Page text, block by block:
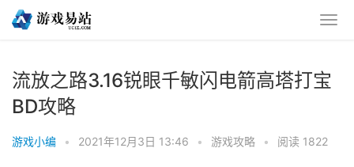
流放之路3.16锐眼千敏闪电箭高塔打宝
BD攻略
游戏小编 • 2021年12月3日 13:46 • 游戏攻略 • 阅读 1822